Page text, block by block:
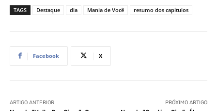
TAGS Destaque dia Mania de Você resumo dos capítulos
Facebook X
ARTIGO ANTERIOR PRÓXIMO ARTIGO